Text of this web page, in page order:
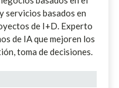
servicios basados en
de I+D. Experto
de IA que mejoren los
toma de decisiones.